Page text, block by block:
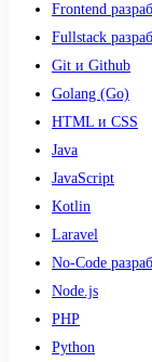
Frontend
Fullstack
Git и Github
Golang (Go)
HTML и CSS
Java
JavaScript
Kotlin
Laravel
No-Code
Node.js
PHP
Python